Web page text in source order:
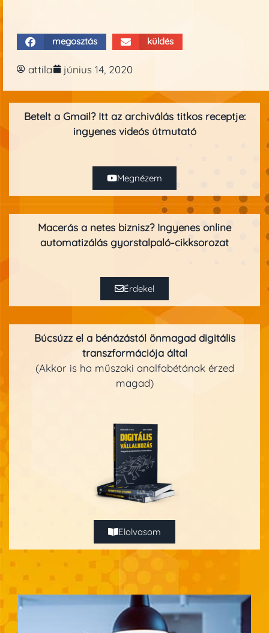
megosztás küldés
attila június 14, 2020
Betelt a Gmail? Itt az archiválás titkos receptje:
ingyenes videós útmutató
Megnézem
Macerás a netes biznisz? Ingyenes online
automatizálás gyorstalpaló-cikksorozat
Érdekel
Búcsúzz el a bénázástól önmagad digitális
transzformációja által
(Akkor is ha műszaki analfabétának érzed
magad)
Elolvasom